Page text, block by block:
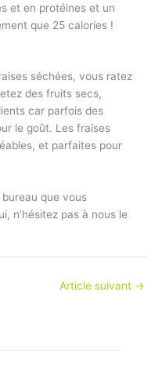
et en protéines et un
que 25 calories !
séchées, vous ratez
des fruits secs,
car parfois des
le goût. Les fraises
et parfaites pour
que vous
n’hésitez pas à nous le
Article suivant →